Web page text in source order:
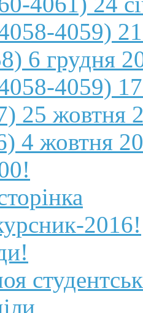
4059) 21
6 грудня
4059) 17
25 жовтня
4 жовтня
2016!